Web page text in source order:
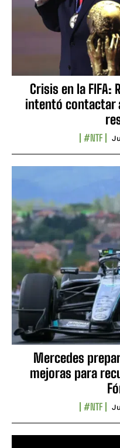
Crisis en la
intentó contactar
#NTF
Mercedes
mejoras para
#NTF